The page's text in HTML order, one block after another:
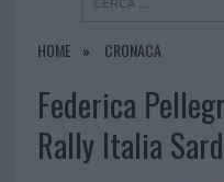
HOME CRONACA
Federica
Rally Italia